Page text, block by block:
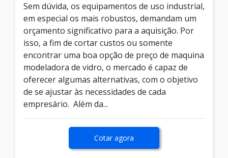
Sem dúvida, os equipamentos de uso industrial,
em especial os mais robustos, demandam um
orçamento significativo para a aquisição. Por
isso, a fim de cortar custos ou somente
encontrar uma boa opção de preço de maquina
modeladora de vidro, o mercado é capaz de
oferecer algumas alternativas, com o objetivo
de se ajustar às necessidades de cada
empresário. Além da...
Cotar agora